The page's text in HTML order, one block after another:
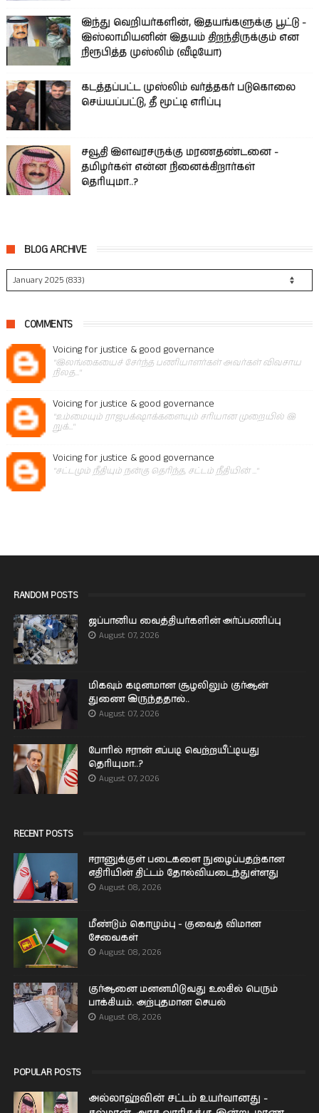
இந்து வெறியர்களின், இதயங்களுக்கு பூட்டு -
இஸ்லாமியனின் இதயம் திறந்திருக்கும் என
நிரூபித்த முஸ்லிம் (வீடியோ)
கடத்தப்பட்ட முஸ்லிம் வர்த்தகர் படுகொலை
செய்யப்பட்டு, தீ மூட்டி எரிப்பு
சவூதி இளவரசருக்கு மரணதண்டனை -
தமிழர்கள் என்ன நினைக்கிறார்கள்
தெரியுமா..?
BLOG ARCHIVE
COMMENTS
Voicing for justice & good governance
"இலங்கையைச் சேர்ந்த பணியாளர்கள் அவர்கள் விவசாய
நிலத..."
Voicing for justice & good governance
"உம்மையும் ராஜபக்‌ஷாக்களையும் சரியான முறையில் இ
றுக்..."
Voicing for justice & good governance
"சட்டமும் நீதியும் நன்கு தெரிந்த, சட்டம் நீதியின் ..."
RANDOM POSTS
ஜப்பானிய வைத்தியர்களின் அர்ப்பணிப்பு
August 07, 2026
மிகவும் கடினமான சூழலிலும் குர்ஆன்
துணை இருந்ததால்..
August 07, 2026
போரில் ஈரான் எப்படி வெற்றயீட்டியது
தெரியுமா..?
August 07, 2026
RECENT POSTS
ஈரானுக்குள் படைகளை நுழைப்பதற்கான
எதிரியின் திட்டம் தோல்வியடைந்துள்ளது
August 08, 2026
மீண்டும் கொழும்பு - குவைத் விமான
சேவைகள்
August 08, 2026
குர்ஆனை மனனமிடுவது உலகில் பெரும்
பாக்கியம். அற்புதமான செயல்
August 08, 2026
POPULAR POSTS
அல்லாஹ்வின் சட்டம் உயர்வானது -